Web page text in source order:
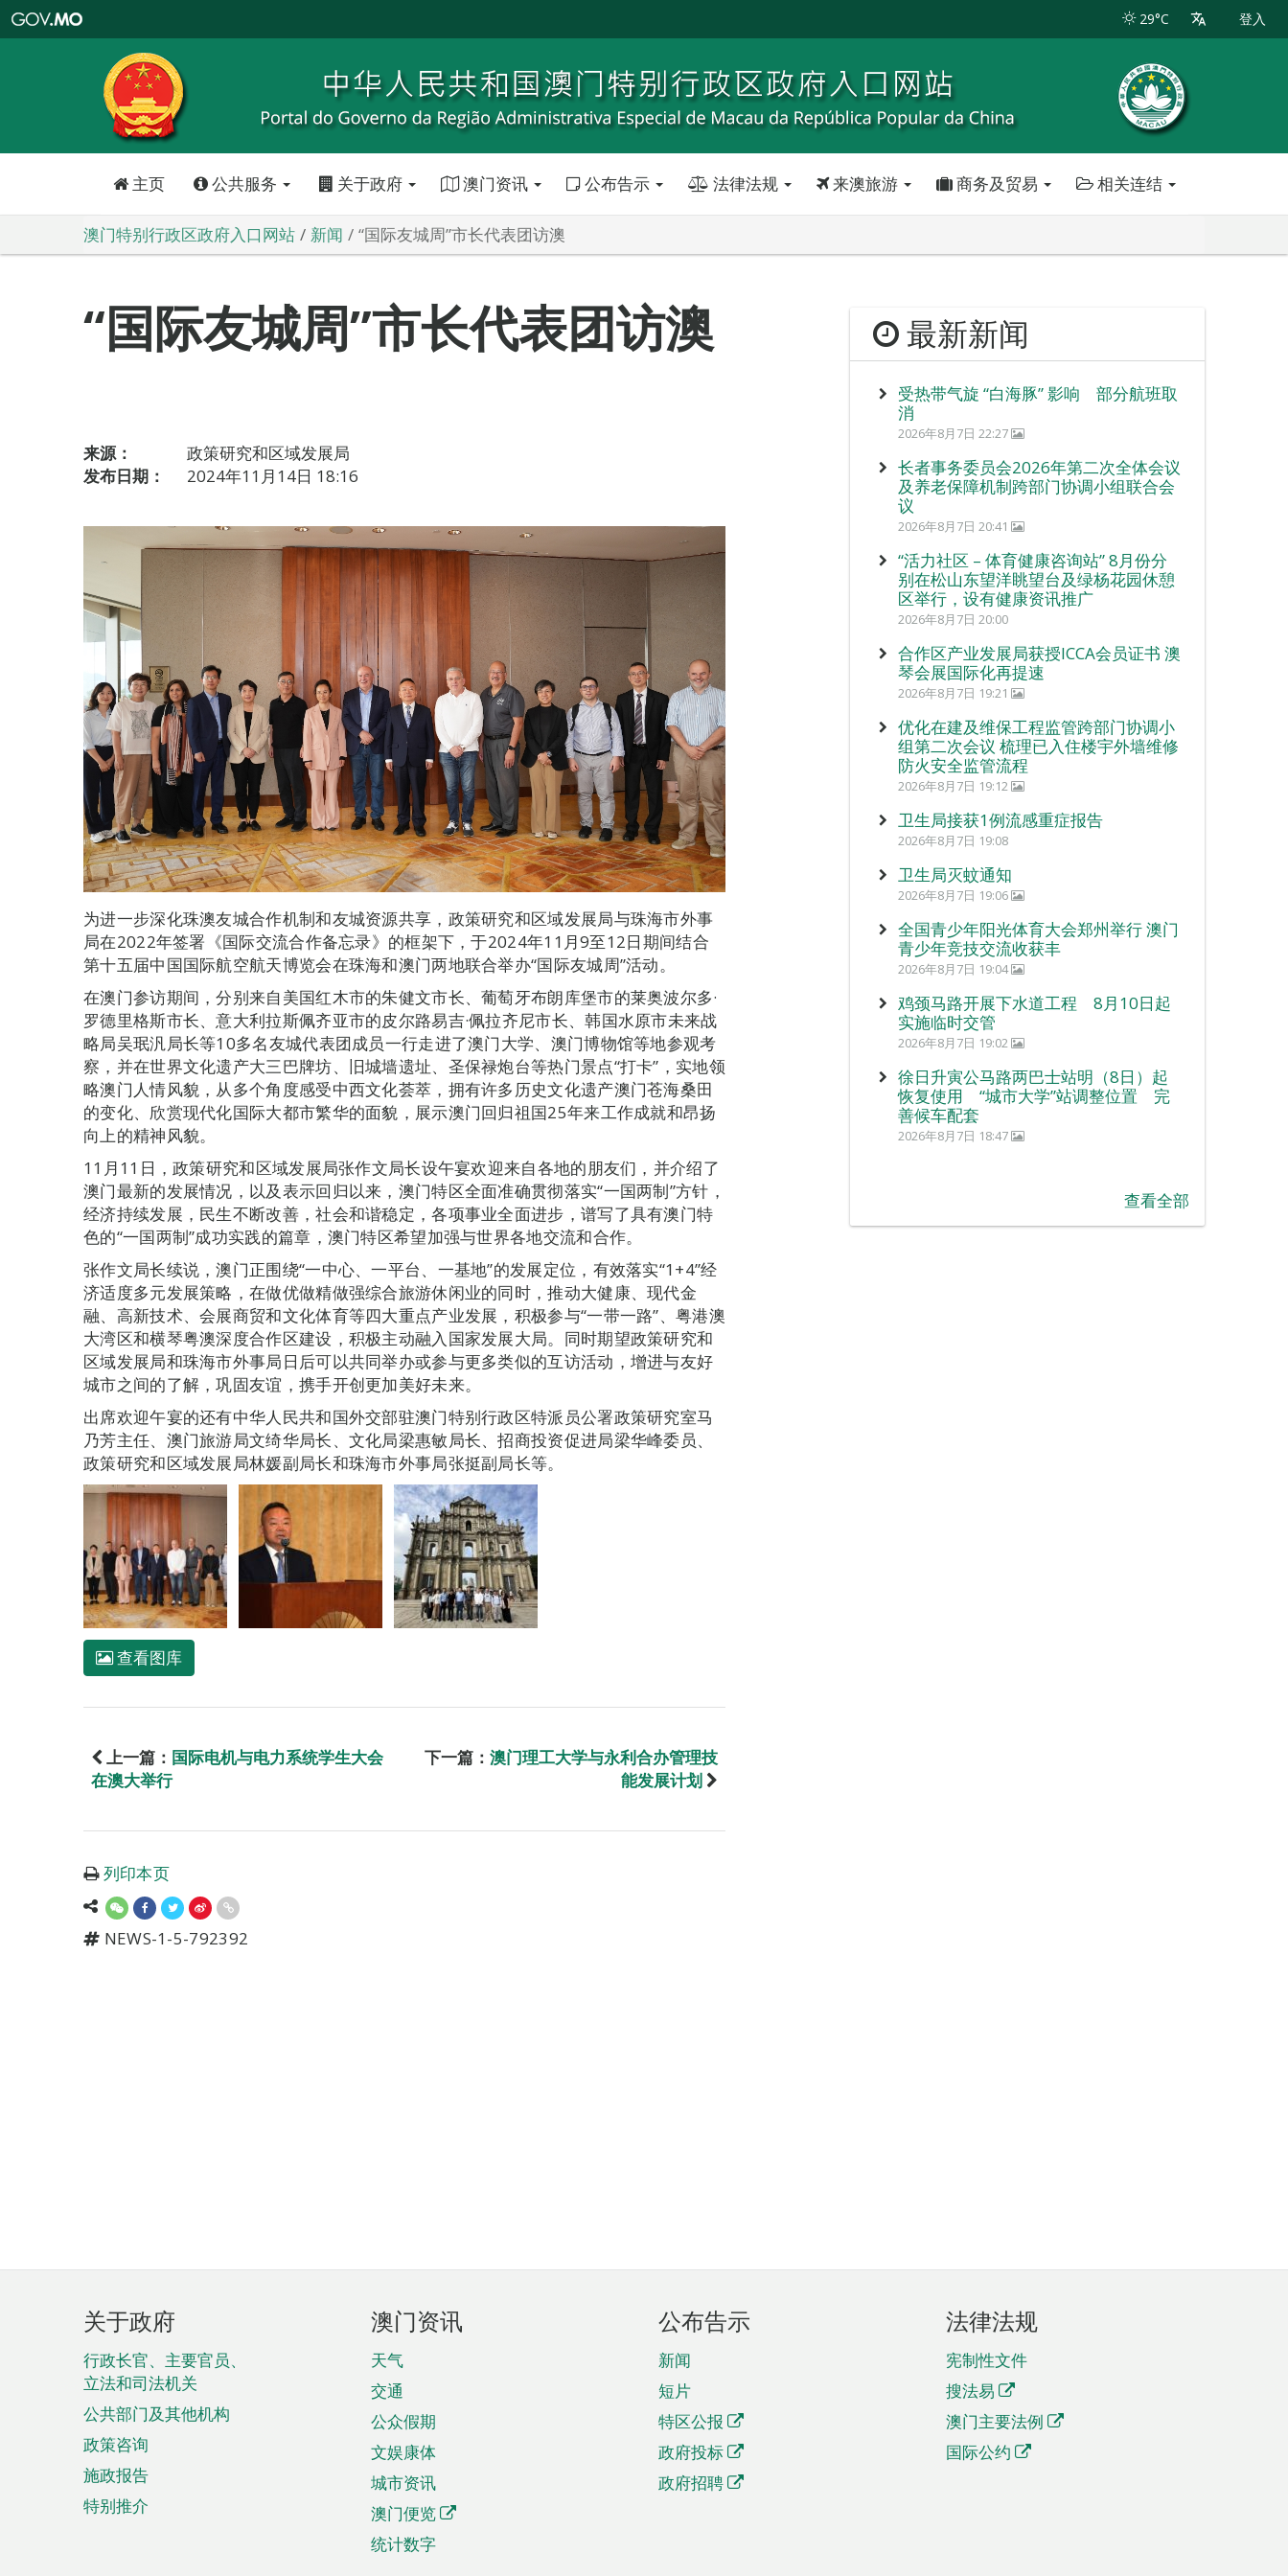
特
政
区
政
口
29°C 登入
主页 公共服务 关于政府 澳门资讯 公布告示 法律法规 来澳旅游 商务及贸易 相关连结
澳门特别行政区政府入口网站 新闻 “国际友城周”市长代表团访澳
“国际友城周”市长代表团访澳
来源：
政策研究和区域发展局
发布日期：
2024年11月14日 18:16
为进一步深化珠澳友城合作机制和友城资源共享，政策研究和区域发展局与珠海市外事
局在2022年签署《国际交流合作备忘录》的框架下，于2024年11月9至12日期间结合
第十五届中国国际航空航天博览会在珠海和澳门两地联合举办“国际友城周”活动。
在澳门参访期间，分别来自美国红木市的朱健文市长、葡萄牙布朗库堡市的莱奥波尔多·
罗德里格斯市长、意大利拉斯佩齐亚市的皮尔路易吉·佩拉齐尼市长、韩国水原市未来战
略局吴珉汎局长等10多名友城代表团成员一行走进了澳门大学、澳门博物馆等地参观考
察，并在世界文化遗产大三巴牌坊、旧城墙遗址、圣保禄炮台等热门景点“打卡”，实地领
略澳门人情风貌，从多个角度感受中西文化荟萃，拥有许多历史文化遗产澳门苍海桑田
的变化、欣赏现代化国际大都市繁华的面貌，展示澳门回归祖国25年来工作成就和昂扬
向上的精神风貌。
11月11日，政策研究和区域发展局张作文局长设午宴欢迎来自各地的朋友们，并介绍了
澳门最新的发展情况，以及表示回归以来，澳门特区全面准确贯彻落实“一国两制”方针，
经济持续发展，民生不断改善，社会和谐稳定，各项事业全面进步，谱写了具有澳门特
色的“一国两制”成功实践的篇章，澳门特区希望加强与世界各地交流和合作。
张作文局长续说，澳门正围绕“一中心、一平台、一基地”的发展定位，有效落实“1+4”经
济适度多元发展策略，在做优做精做强综合旅游休闲业的同时，推动大健康、现代金
融、高新技术、会展商贸和文化体育等四大重点产业发展，积极参与“一带一路”、粤港澳
大湾区和横琴粤澳深度合作区建设，积极主动融入国家发展大局。同时期望政策研究和
区域发展局和珠海市外事局日后可以共同举办或参与更多类似的互访活动，增进与友好
城市之间的了解，巩固友谊，携手开创更加美好未来。
出席欢迎午宴的还有中华人民共和国外交部驻澳门特别行政区特派员公署政策研究室马
乃芳主任、澳门旅游局文绮华局长、文化局梁惠敏局长、招商投资促进局梁华峰委员、
政策研究和区域发展局林媛副局长和珠海市外事局张挺副局长等。
查看图库
上一篇： 国际电机与电力系统学生大会
在澳大举行
下一篇： 澳门理工大学与永利合办管理技
能发展计划
列印本页
NEWS-1-5-792392
最新新闻
受热带气旋 “白海豚” 影响 部分航班取
消
2026年8月7日 22:27
长者事务委员会2026年第二次全体会议
及养老保障机制跨部门协调小组联合会
议
2026年8月7日 20:41
“活力社区 – 体育健康咨询站” 8月份分
别在松山东望洋眺望台及绿杨花园休憩
区举行，设有健康资讯推广
2026年8月7日 20:00
合作区产业发展局获授ICCA会员证书 澳
琴会展国际化再提速
2026年8月7日 19:21
优化在建及维保工程监管跨部门协调小
组第二次会议 梳理已入住楼宇外墙维修
防火安全监管流程
2026年8月7日 19:12
卫生局接获1例流感重症报告
2026年8月7日 19:08
卫生局灭蚊通知
2026年8月7日 19:06
全国青少年阳光体育大会郑州举行 澳门
青少年竞技交流收获丰
2026年8月7日 19:04
鸡颈马路开展下水道工程 8月10日起
实施临时交管
2026年8月7日 19:02
徐日升寅公马路两巴士站明（8日）起
恢复使用 “城市大学”站调整位置 完
善候车配套
2026年8月7日 18:47
查看全部
页
脚
菜
单
关于政府
行政长官、主要官员、
立法和司法机关
公共部门及其他机构
政策咨询
施政报告
特别推介
澳门资讯
天气
交通
公众假期
文娱康体
城市资讯
澳门便览
统计数字
公布告示
新闻
短片
特区公报
政府投标
政府招聘
法律法规
宪制性文件
搜法易
澳门主要法例
国际公约